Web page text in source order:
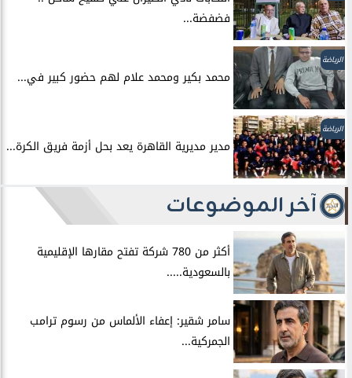
فضفضة...
الرياضة
محمد بكير ومحمد علام لهم حضور كبير في...
الرياضة
مدير مديرية القاهرة يعد بحل أزمة فريق الكرة...
آخر الموضوعات
أكثر من 780 شركة تفتح مقارها الإقليمية
بالسعودية.....
سامر شقير: إعفاء الألماس من رسوم ترامب
الجمركية...